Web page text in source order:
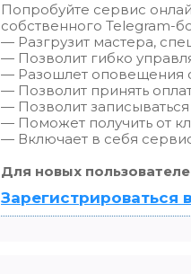
Попробуйте сервис
собственного Telegram-
— Разгрузит мастера,
— Позволит гибко
— Разошлет оповещения
— Позволит принять
— Позволит
— Поможет получить от
— Включает в себя
Для новых
Зарегистрироваться